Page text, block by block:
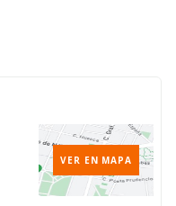
VER EN MAPA